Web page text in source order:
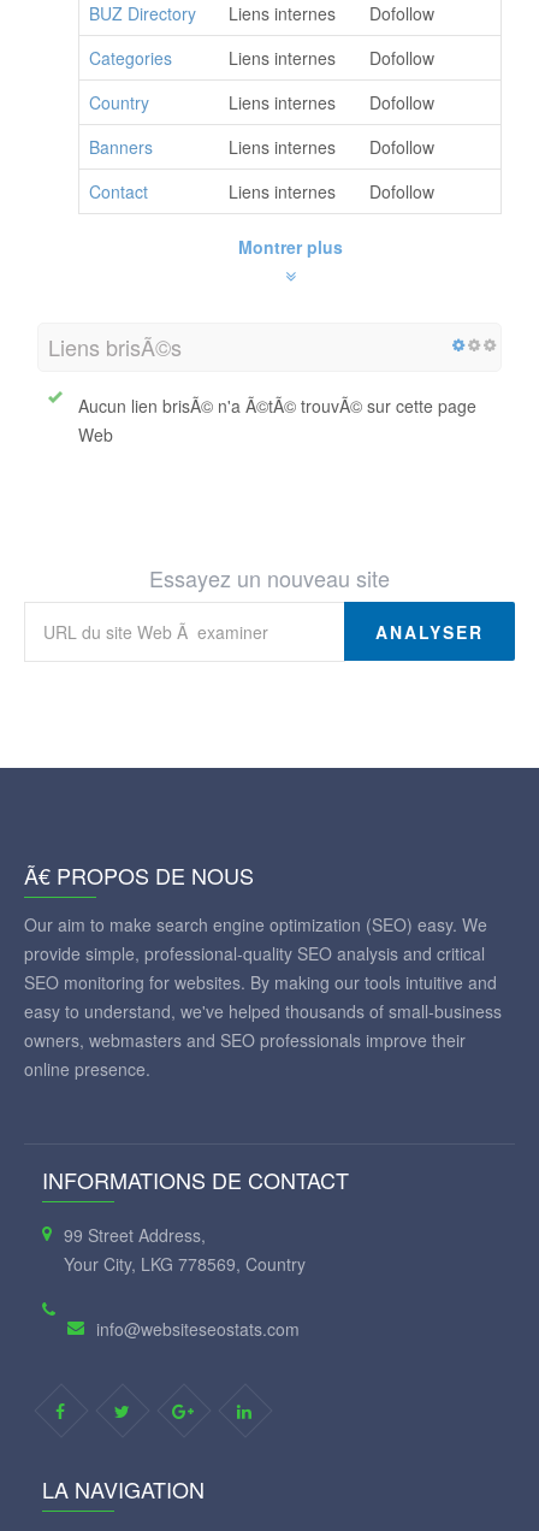
BUZ Directory
Liens internes
Dofollow
Categories
Liens internes
Dofollow
Country
Liens internes
Dofollow
Banners
Liens internes
Dofollow
Contact
Liens internes Dofollow
Montrer plus
Liens brisÃ©s
Aucun lien brisÃ© n'a Ã©tÃ© trouvÃ© sur cette page
Web
Essayez un nouveau site
ANALYSER
Ã€ PROPOS DE NOUS
Our aim to make search engine optimization (SEO) easy. We
provide simple, professional-quality SEO analysis and critical
SEO monitoring for websites. By making our tools intuitive and
easy to understand, we've helped thousands of small-business
owners, webmasters and SEO professionals improve their
online presence.
INFORMATIONS DE CONTACT
99 Street Address,
Your City, LKG 778569, Country
info@websiteseostats.com
LA NAVIGATION